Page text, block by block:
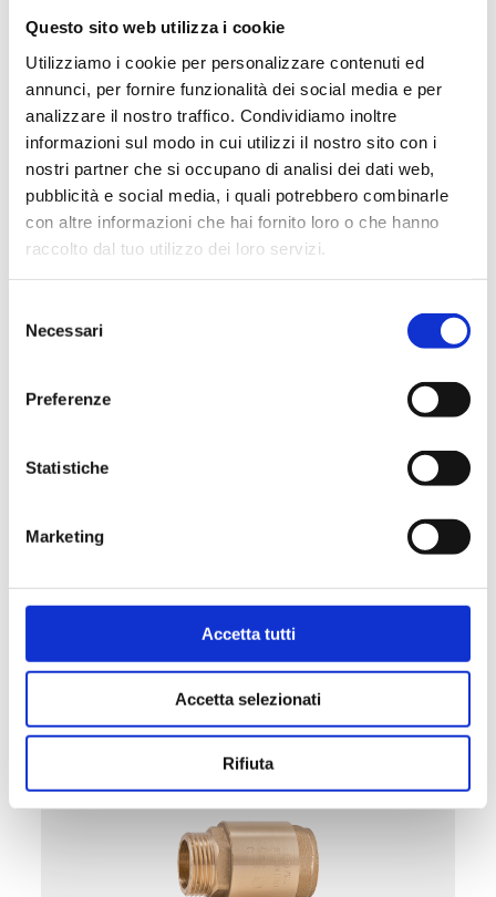
Questo sito web utilizza i cookie
Utilizziamo i cookie per personalizzare contenuti ed
annunci, per fornire funzionalità dei social media e per
analizzare il nostro traffico. Condividiamo inoltre
informazioni sul modo in cui utilizzi il nostro sito con i
nostri partner che si occupano di analisi dei dati web,
pubblicità e social media, i quali potrebbero combinarle
con altre informazioni che hai fornito loro o che hanno
raccolto dal tuo utilizzo dei loro servizi.
delNecessari
Preferenze
Statistiche
Marketing
Accetta tutti
Accetta selezionati
Rifiuta